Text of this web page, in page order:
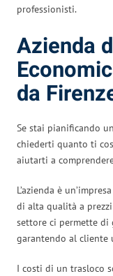
professionisti.
Azienda
da
Se stai pianificando
chiederti quanto ti
aiutarti a
L’azienda è
di alta qualità a
settore ci permette di
garantendo al cliente
I costi di un trasloco